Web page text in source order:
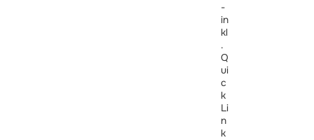
-
in
kl
.
Q
ui
c
k
Li
n
k